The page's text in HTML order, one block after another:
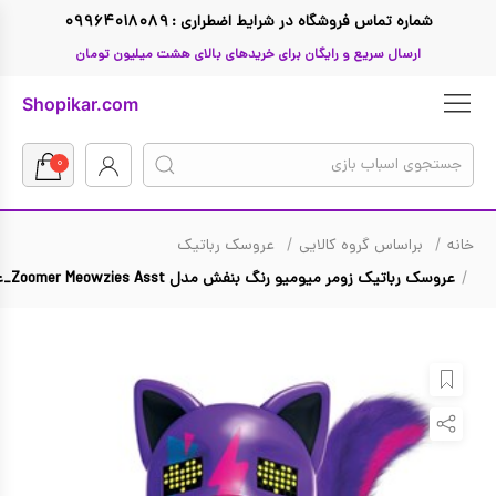
شماره تماس فروشگاه در شرایط اضطراری : ۰۹۹۶۴۰۱۸۰۸۹
ارسال سریع و رایگان برای خریدهای بالای هشت میلیون تومان
Shopikar.com
بازگشت
براساس گروه سنی
براساس قیمت
براساس جنسیت
بازگشت
تفنگ اسباب بازی
دوچرخه
اسکوتر
بازگشت
سه تا پنج سال
پنج تا هشت سال
هشت تا ده سال
بازگشت
تا ۳ میلیون تومان
تا ۴ میلیون تومان
بازگشت
اسباب بازی پسرانه
بازگشت
مرد عنکبوتی
باربی
بازگشت
Micro
Simba
۰
خانه براساس گروه کالایی
عروسک رباتیک
عروسک رباتیک زومر میومیو رنگ بنفش مدل Zoomer Meowzies Asst_عروسک رباتیک